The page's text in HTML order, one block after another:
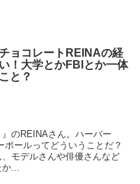
ョコレートREINAの経
！大学とかFBIとか一体
と？
のREINAさん。ハーバー
ポールってどういうことだ？
モデルさんや俳優さんなど
か...